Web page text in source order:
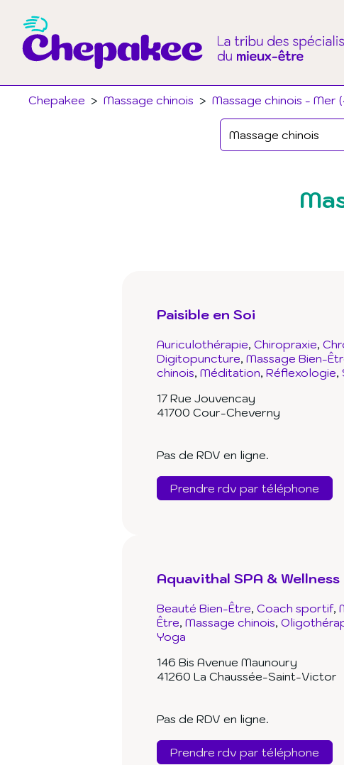
Chepakee > Massage chinois > Massage chinois - Mer
Paisible en Soi
Auriculothérapie Chiropraxie
Digitopuncture Massage Bien-
chinois Méditation Réflexologie
17 Rue Jouvencay
41700 Cour-Cheverny
Pas de RDV en ligne.
Prendre rdv par téléphone
Aquavithal SPA & Wellness
Beauté Bien-Être Coach sportif
Être Massage chinois
Yoga
146 Bis Avenue Maunoury
41260 La Chaussée-Saint-Victor
Pas de RDV en ligne.
Prendre rdv par téléphone